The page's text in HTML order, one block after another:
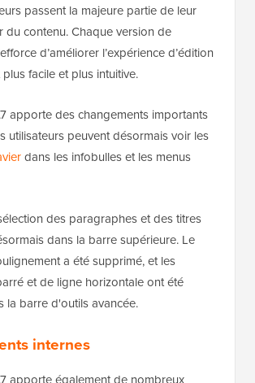
passent la majeure partie de leur
du contenu. Chaque version de
d’améliorer l’expérience d’édition
facile et plus intuitive.
apporte des changements importants
utilisateurs peuvent désormais voir les
dans les infobulles et les menus
des paragraphes et des titres
dans la barre supérieure. Le
a été supprimé, et les
et de ligne horizontale ont été
la barre d'outils avancée.
internes